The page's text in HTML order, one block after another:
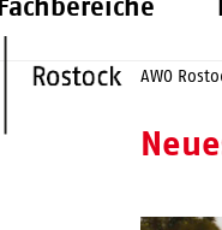
Fachbereiche
AWO